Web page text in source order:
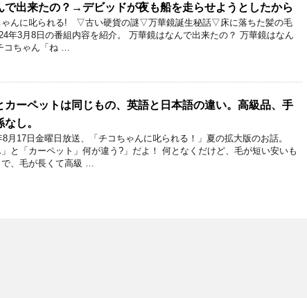
で出来たの？→デビッドが夜も船を走らせようとしたから
ゃんに叱られる! ▽古い硬貨の謎▽万華鏡誕生秘話▽床に落ちた髪の毛
年3月8日の番組内容を紹介。 万華鏡はなんで出来たの？ 万華鏡はなん
コちゃん「ね …
カーペットは同じもの、英語と日本語の違い。高級品、手
し。
月17日金曜日放送、「チコちゃんに叱られる！」夏の拡大版のお話。
」と「カーペット」何が違う?」だよ！ 何となくだけど、毛が短い安いも
、毛が長くて高級 …